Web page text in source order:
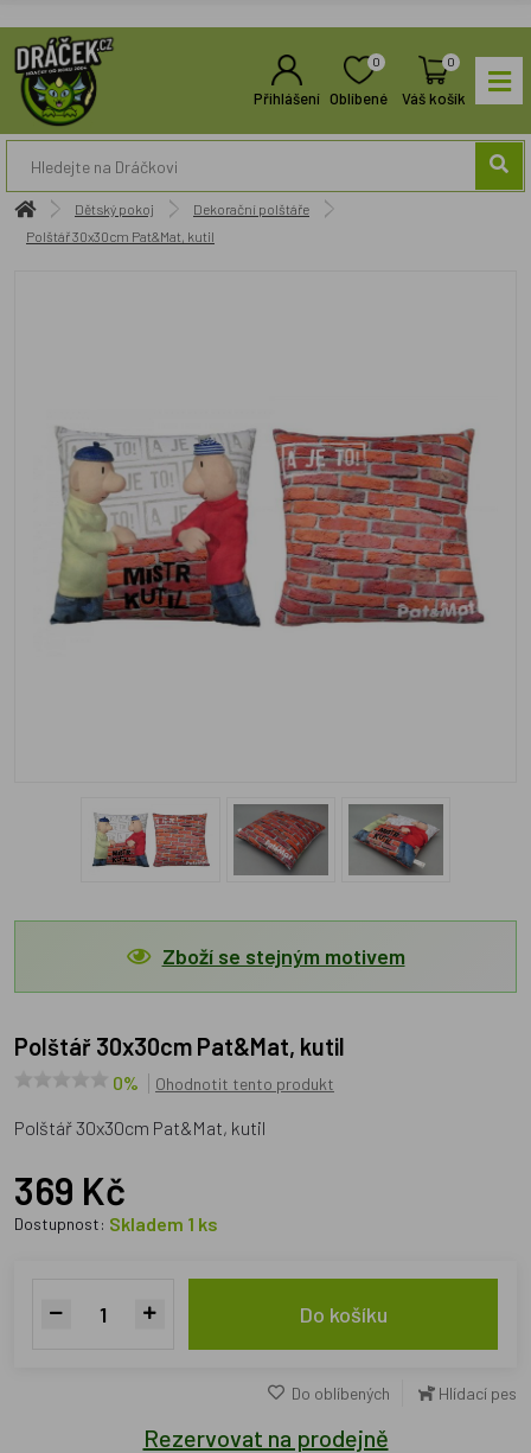
Přihlášení
0
Oblíbené
0
Váš košík
Dětský pokoj
Dekorační polštáře
Polštář 30x30cm Pat&Mat, kutil
Zboží se stejným motivem
Polštář 30x30cm Pat&Mat, kutil
0% Ohodnotit tento produkt
Polštář 30x30cm Pat&Mat, kutil
369 Kč
Dostupnost: Skladem 1 ks
Do košíku
Do oblíbených Hlídací pes
Rezervovat na prodejně